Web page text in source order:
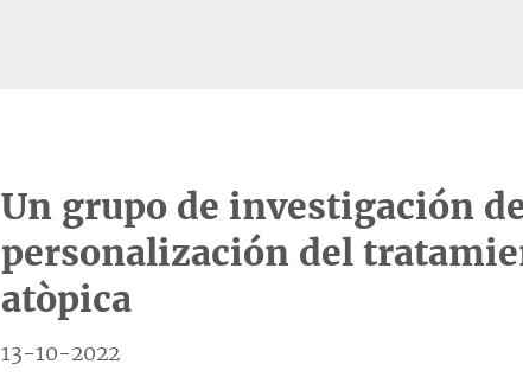
Un grupo de investigación
personalización del
atòpica
13-10-2022